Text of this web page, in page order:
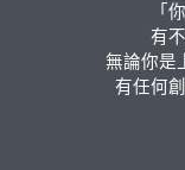
「
有不
無論你是
有任何